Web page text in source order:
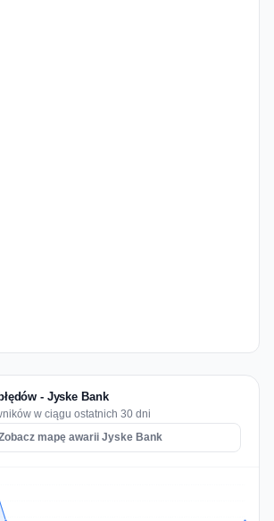
- Jyske Bank
w ciągu ostatnich 30 dni
mapę awarii Jyske Bank